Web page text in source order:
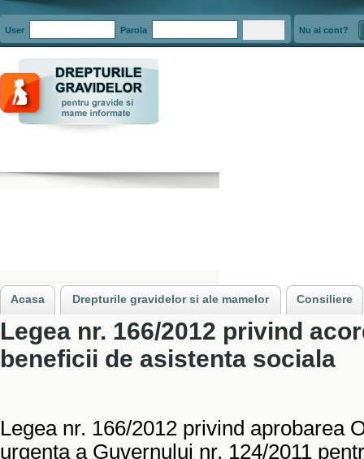
Acasa » Legea nr. 166/2012 privind acordarea de beneficii de
Legea nr. 166/2012 privind
beneficii de asistenta sociala
Legea nr. 166/2012 privind aprobarea
urgenta a Guvernului nr. 124/2011
User Parola Nu ai cont?
Acasa Drepturile gravidelor si ale mamelor Consiliere